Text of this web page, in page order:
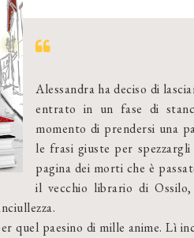
Alessandra ha deciso di
entrato in un fase di
momento di prendersi una
le frasi giuste per
pagina dei morti che è
il vecchio librario di
quel paesino di mille anime. Lì